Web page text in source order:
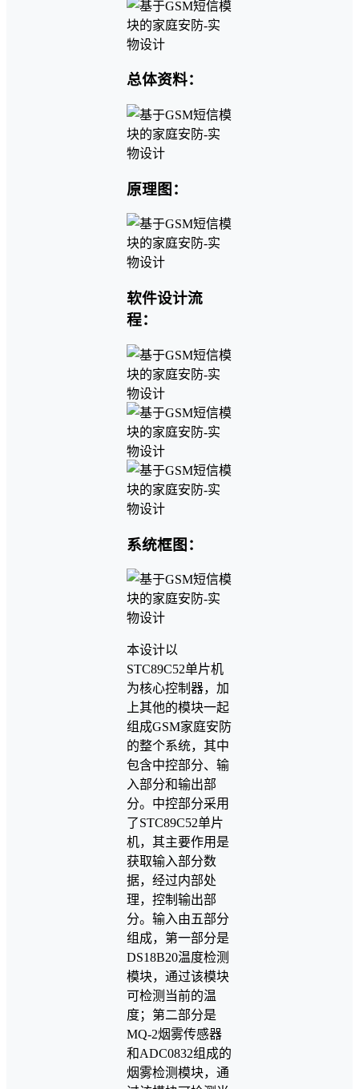
总体资料：
原理图：
软件设计流
程：
系统框图：
本设计以
STC89C52单片机
为核心控制器，加
上其他的模块一起
组成GSM家庭安防
的整个系统，其中
包含中控部分、输
入部分和输出部
分。中控部分采用
了STC89C52单片
机，其主要作用是
获取输入部分数
据，经过内部处
理，控制输出部
分。输入由五部分
组成，第一部分是
DS18B20温度检测
模块，通过该模块
可检测当前的温
度；第二部分是
MQ-2烟雾传感器
和ADC0832组成的
烟雾检测模块，通